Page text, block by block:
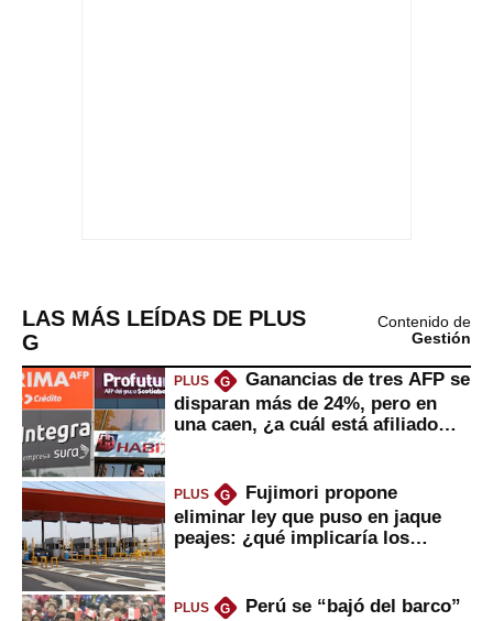
LAS MÁS LEÍDAS DE PLUS
G
Contenido de
Gestión
PLUS G
Ganancias de tres AFP se
disparan más de 24%, pero en
una caen, ¿a cuál está afiliado
PLUS G
Fujimori propone
eliminar ley que puso en jaque
peajes: ¿qué implicaría los
PLUS G
Perú se “bajó del barco”